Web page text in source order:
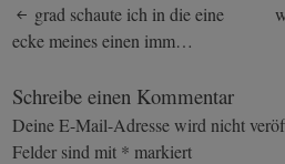
Post
navigation
grad schaute ich in die eine
ecke meines einen imm…
Schreibe einen Kommentar
Deine E-Mail-Adresse wird nicht
Felder sind mit * markiert